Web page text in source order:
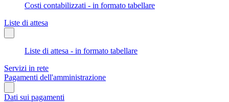
Costi contabilizzati - in formato tabellare
Liste di attesa
Liste di attesa - in formato tabellare
Servizi in rete
Pagamenti dell'amministrazione
Dati sui pagamenti